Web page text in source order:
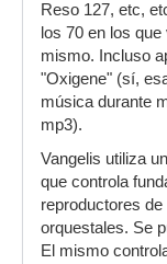
Reso 127, etc,
los 70 en los
mismo. Incluso
"Oxigene" (sí,
música durante
mp3).
Vangelis utiliza
que controla
reproductores
orquestales. Se
El mismo